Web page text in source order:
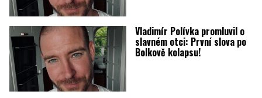
Vladimír Polívka promluvil o
slavném otci: První slova po
Bolkově kolapsu!